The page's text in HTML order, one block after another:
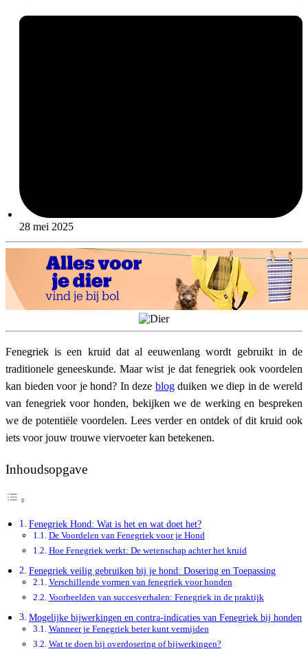
28 mei 2025
Fenegriek is een kruid dat al eeuwenlang wordt gebruikt in de
traditionele geneeskunde. Maar wist je dat fenegriek ook voordelen
kan bieden voor je hond? In deze blogduiken we diep in de wereld
van fenegriek voor honden, bekijken we de werking en bespreken
we de potentiële voordelen. Lees verder en ontdek of dit kruid ook
iets voor jouw trouwe viervoeter kan betekenen.
Inhoudsopgave
Fenegriek Hond: Wat is het en wat doet het?
De Voordelen van Fenegriek voor je Hond
Hoe Fenegriek werkt: De wetenschap achter het kruid
Fenegriek veilig gebruiken bij je hond: Dosering en Toepassing
Verschillende vormen van fenegriek voor honden
Voorbeelden van succesverhalen: Fenegriek in de praktijk
Mogelijke bijwerkingen en contra-indicaties van Fenegriek bij honden
Wanneer je Fenegriek beter kunt vermijden
Wat te doen bij overdosering of bijwerkingen?